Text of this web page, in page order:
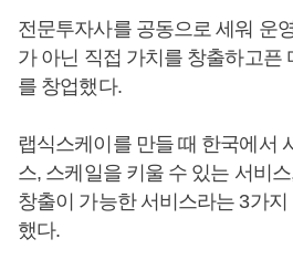
전문투자사를 공동으로 세워 운
가 아닌 직접 가치를 창출하고픈
를 창업했다.
랩식스케이를 만들 때 한국에서
스, 스케일을 키울 수 있는 서비
창출이 가능한 서비스라는 3가
했다.